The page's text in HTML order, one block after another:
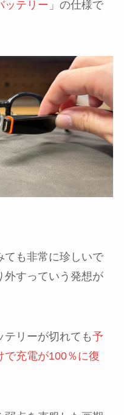
ッテリー 」の仕様で
ても非常に珍しいで
外すっていう発想が
リーが切れても予
充電が100％に復